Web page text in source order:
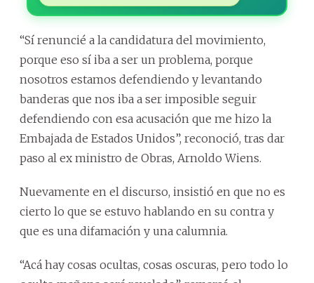
“Sí renuncié a la candidatura del movimiento,
porque eso sí iba a ser un problema, porque
nosotros estamos defendiendo y levantando
banderas que nos iba a ser imposible seguir
defendiendo con esa acusación que me hizo la
Embajada de Estados Unidos”, reconoció, tras dar
paso al ex ministro de Obras, Arnoldo Wiens.
Nuevamente en el discurso, insistió en que no es
cierto lo que se estuvo hablando en su contra y
que es una difamación y una calumnia.
“Acá hay cosas ocultas, cosas oscuras, pero todo lo